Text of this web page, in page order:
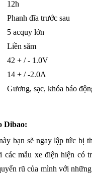
12h
Phanh đĩa trước sau
5 acquy lớn
Liền săm
42 + / - 1.0V
14 + / -2.0A
Gương, sạc, khóa báo
Dibao:
bạn sẽ ngay lập tức bị
mẫu xe điện hiện có
rũ của mình với